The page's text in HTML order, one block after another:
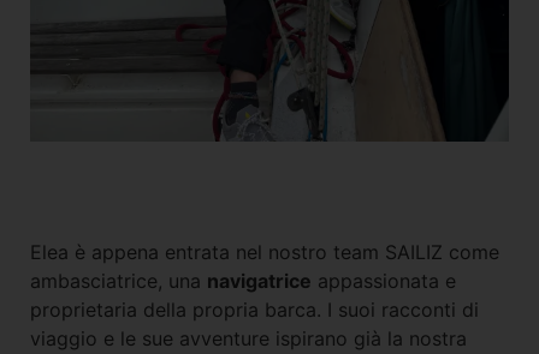
Elea è appena entrata nel nostro team SAILIZ come
ambasciatrice, una navigatrice appassionata e
proprietaria della propria barca. I suoi racconti di
viaggio e le sue avventure ispirano già la nostra